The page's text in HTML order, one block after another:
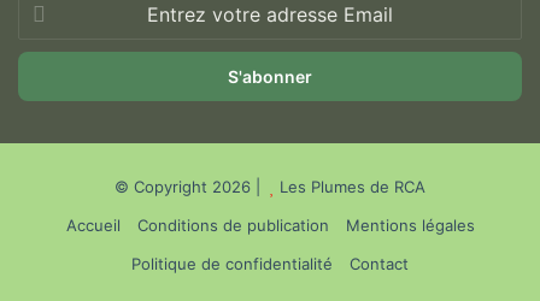
votre
adresse
© Copyright 2026 |
Les Plumes de RCA
Accueil
Conditions de publication
Mentions légales
Politique de confidentialité
Contact